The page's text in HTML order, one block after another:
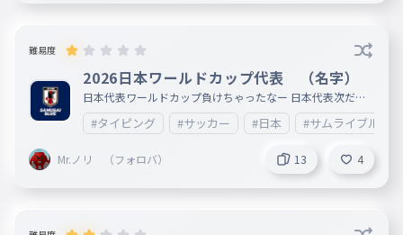
難易度
2026日本ワールドカップ代表 （名字）
日本代表ワールドカップ負けちゃったなー 日本代表次だ次
！ ファイト! https://open.spotify.com/playlist/4akqmqH
YnPg3hzs2ZdIIhC
#タイピング #サッカー #日本 #サムライブルー
Mr.ノリ （フォロバ） 13 4